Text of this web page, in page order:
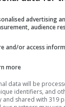
serviràadvertising
audience
and/or access
more
data will be
identifiers, and
and shared with 319